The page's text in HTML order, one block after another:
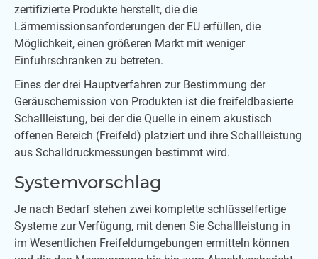
zertifizierte Produkte herstellt, die die
Lärmemissionsanforderungen der EU erfüllen, die
Möglichkeit, einen größeren Markt mit weniger
Einfuhrschranken zu betreten.
Eines der drei Hauptverfahren zur Bestimmung der
Geräuschemission von Produkten ist die freifeldbasierte
Schallleistung, bei der die Quelle in einem akustisch
offenen Bereich (Freifeld) platziert und ihre Schallleistung
aus Schalldruckmessungen bestimmt wird.
Systemvorschlag
Je nach Bedarf stehen zwei komplette schlüsselfertige
Systeme zur Verfügung, mit denen Sie Schallleistung in
im Wesentlichen Freifeldumgebungen ermitteln können